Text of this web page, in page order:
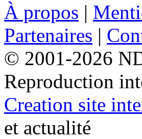
À propos |
Partenaires |
© 2001-2026
Reproduction
Creation site
et actualité